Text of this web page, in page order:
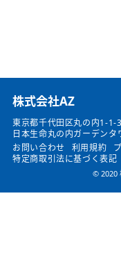
​株式会社AZ
東京都千代田区丸の内1-1-3
日本生命丸の内ガーデンタ
お問い合わせ
利用規約
特定商取引法に基づく表記
© 2020